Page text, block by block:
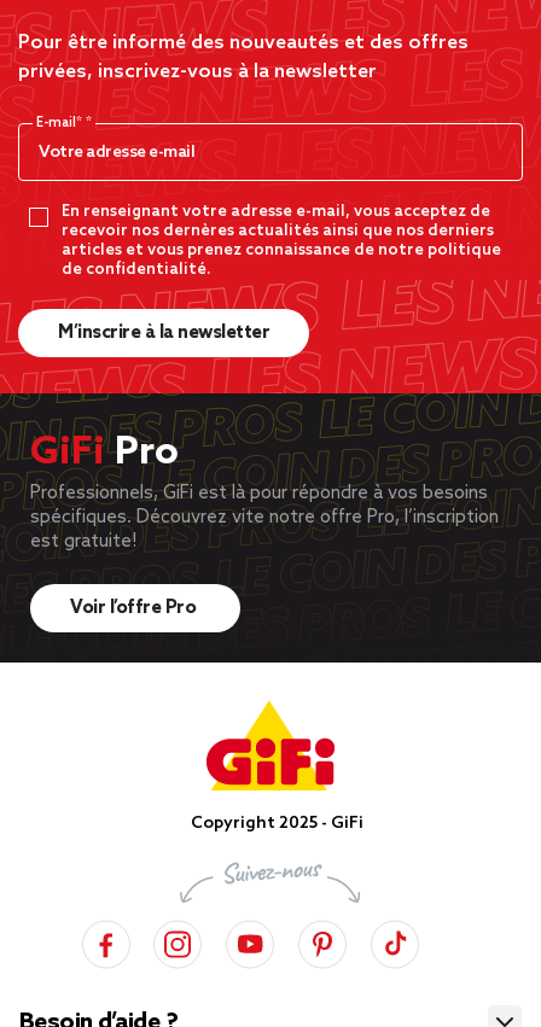
Pour être informé des nouveautés et des offres
privées, inscrivez-vous à la newsletter
E-mail*
En renseignant votre adresse e-mail, vous acceptez de
recevoir nos dernères actualités ainsi que nos derniers
articles et vous prenez connaissance de notre politique
de confidentialité.
M’inscrire à la newsletter
GiFiPro
Professionnels, GiFi est là pour répondre à vos besoins
spécifiques. Découvrez vite notre offre Pro, l’inscription
est gratuite!
Voir l’offre Pro
Copyright 2025 - GiFi